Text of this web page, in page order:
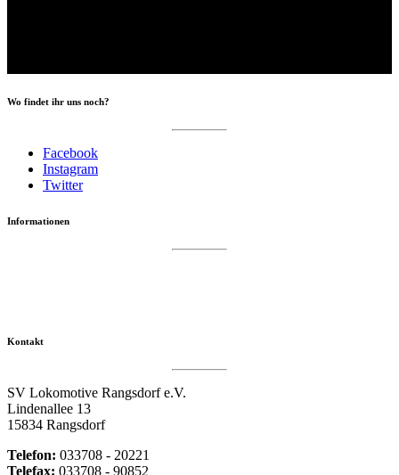
Wo findet ihr uns noch?
Facebook
Instagram
Twitter
Informationen
Kontakt
SV Lokomotive Rangsdorf e.V.
Lindenallee 13
15834 Rangsdorf
Telefon: 033708 - 20221
Telefax: 033708 - 90852